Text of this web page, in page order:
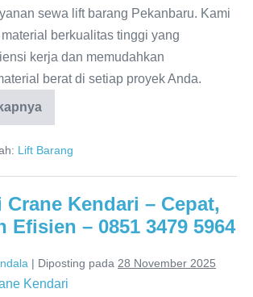
sewa lift barang Pekanbaru. Kami
berkualitas tinggi yang
kerja dan memudahkan
berat di setiap proyek Anda.
Lift Barang
Crane Kendari – Cepat,
Efisien – 0851 3479 5964
| Diposting pada 28 November 2025